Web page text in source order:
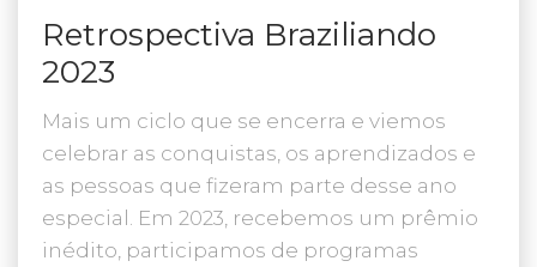
Retrospectiva Braziliando
2023
Mais um ciclo que se encerra e viemos
celebrar as conquistas, os aprendizados e
as pessoas que fizeram parte desse ano
especial. Em 2023, recebemos um prêmio
inédito, participamos de programas